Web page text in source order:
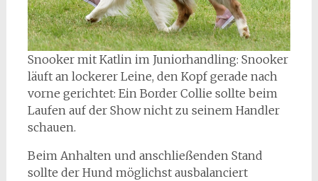
Snooker mit Katlin im Juniorhandling: Snooker
läuft an lockerer Leine, den Kopf gerade nach
vorne gerichtet: Ein Border Collie sollte beim
Laufen auf der Show nicht zu seinem Handler
schauen.
Beim Anhalten und anschließenden Stand
sollte der Hund möglichst ausbalanciert